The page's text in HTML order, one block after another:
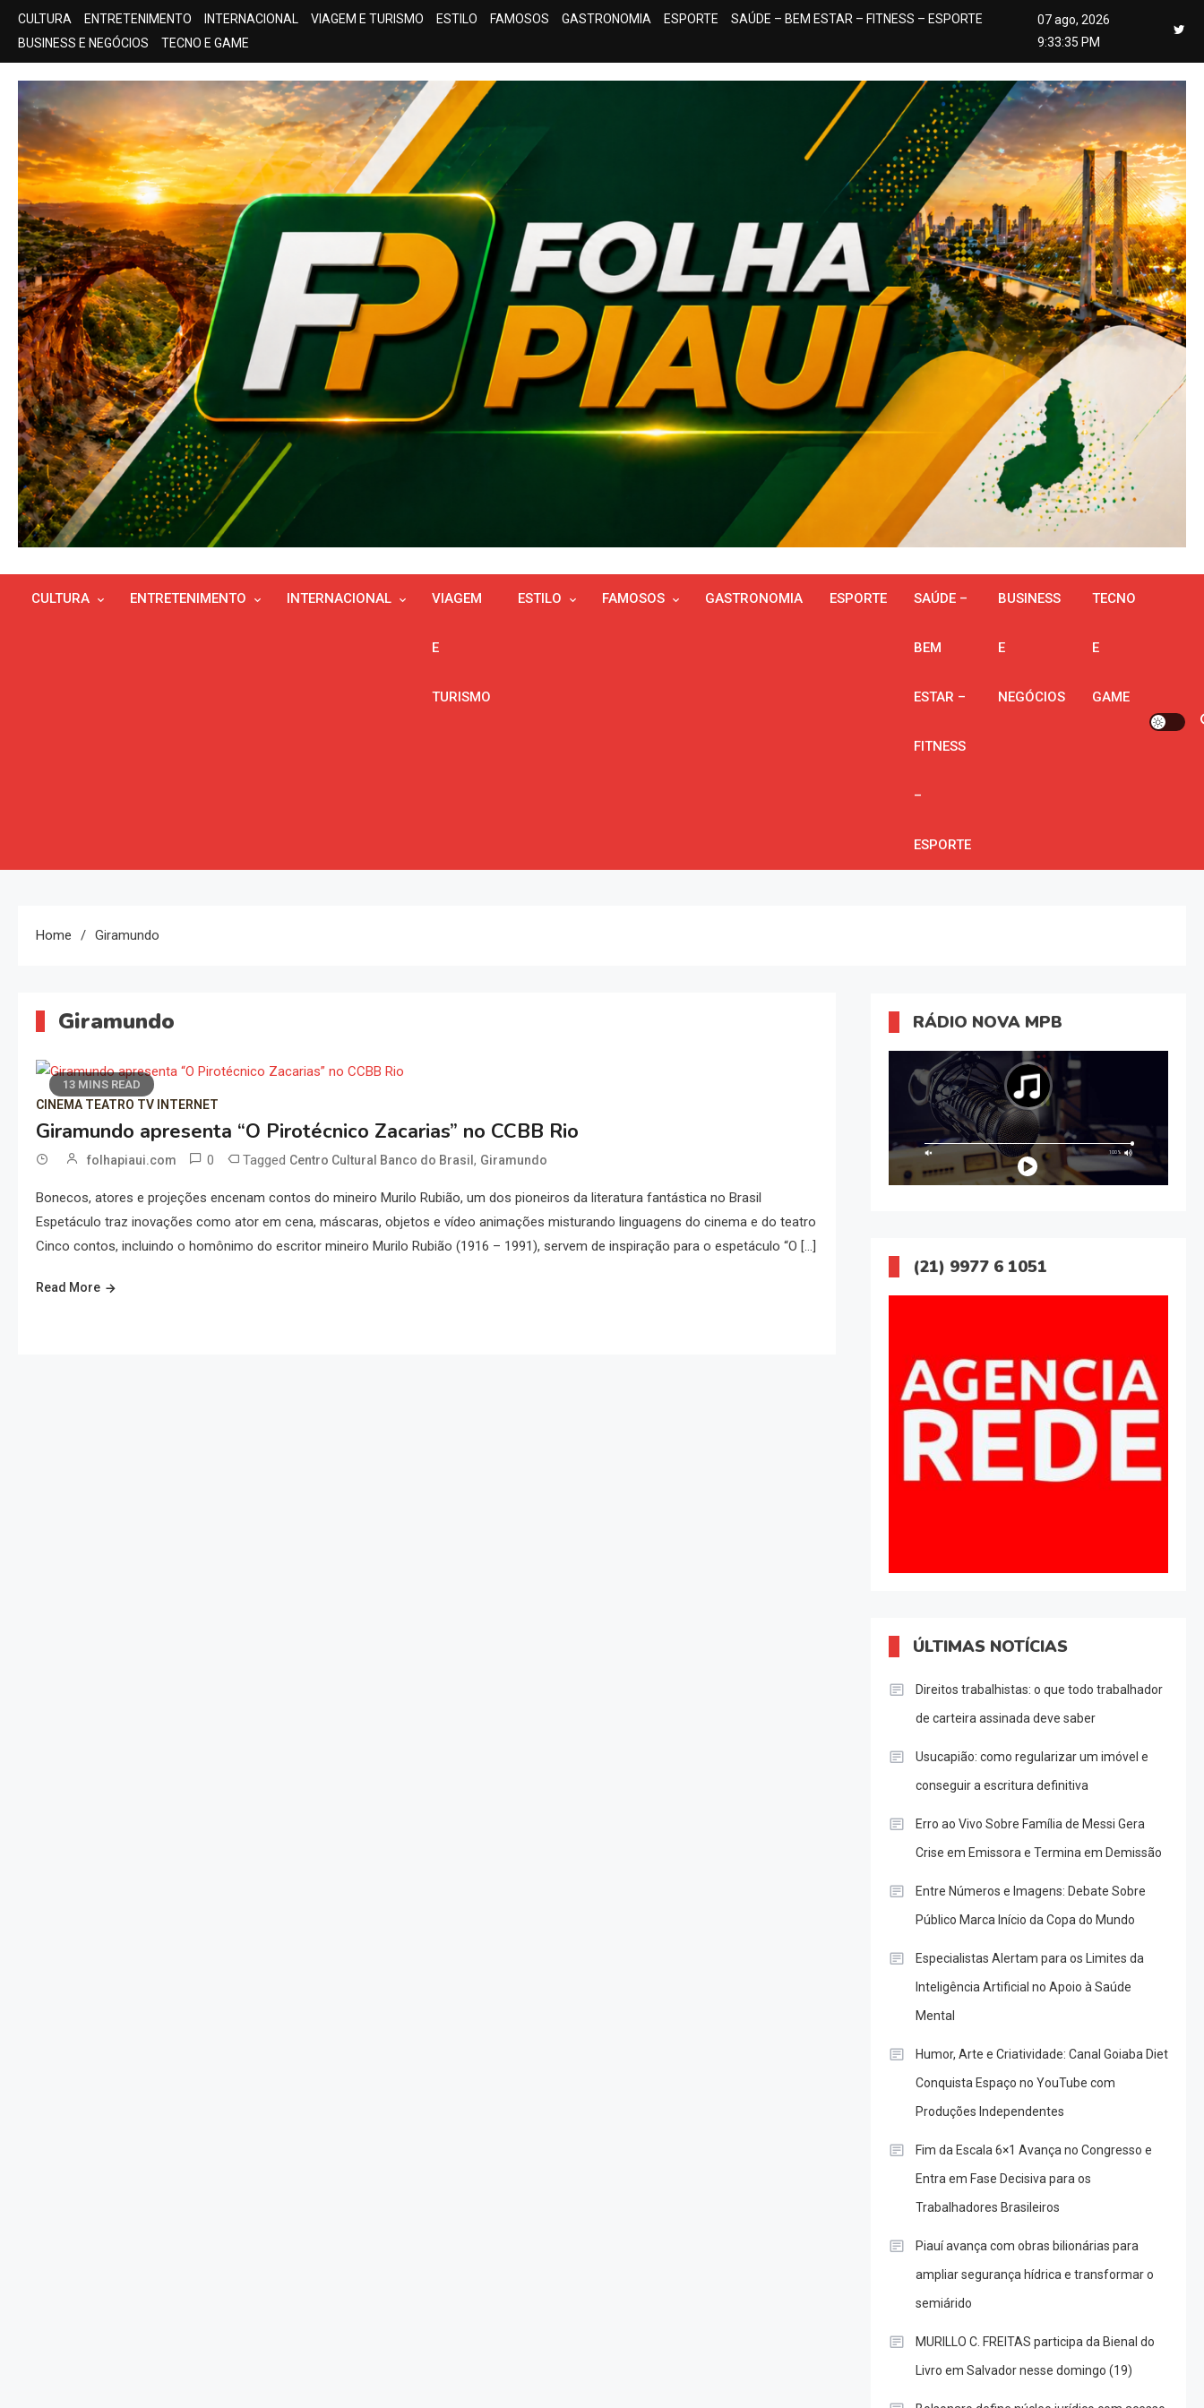
Skip
content
CULTURA ENTRETENIMENTO INTERNACIONAL VIAGEM E TURISMO ESTILO FAMOSOS GASTRONOMIA ESPORTE
SAÚDE – BEM ESTAR – FITNESS – ESPORTE
BUSINESS E NEGÓCIOS
TECNO E GAME
07 ago, 2026
9:33:36 PM
CULTURA ENTRETENIMENTO INTERNACIONAL VIAGEM
E
TURISMO
ESTILO FAMOSOS GASTRONOMIA ESPORTE SAÚDE –
BEM
ESTAR –
FITNESS
–
ESPORTE
BUSINESS
E
NEGÓCIOS
TECNO
E
GAME
Home Giramundo
Giramundo
13 MINS READ
CINEMA TEATRO TV INTERNET
Giramundo apresenta “O Pirotécnico Zacarias” no CCBB Rio
folhapiaui.com 0 Tagged Centro Cultural Banco do Brasil , Giramundo
Bonecos, atores e projeções encenam contos do mineiro Murilo Rubião, um dos pioneiros da literatura fantástica no Brasil
Espetáculo traz inovações como ator em cena, máscaras, objetos e vídeo animações misturando linguagens do cinema e do teatro
Cinco contos, incluindo o homônimo do escritor mineiro Murilo Rubião (1916 – 1991), servem de inspiração para o espetáculo “O […]
Read More
RÁDIO NOVA MPB
(21) 9977 6 1051
ÚLTIMAS NOTÍCIAS
Direitos trabalhistas: o que todo trabalhador
de carteira assinada deve saber
Usucapião: como regularizar um imóvel e
conseguir a escritura definitiva
Erro ao Vivo Sobre Família de Messi Gera
Crise em Emissora e Termina em Demissão
Entre Números e Imagens: Debate Sobre
Público Marca Início da Copa do Mundo
Especialistas Alertam para os Limites da
Inteligência Artificial no Apoio à Saúde
Mental
Humor, Arte e Criatividade: Canal Goiaba Diet
Conquista Espaço no YouTube com
Produções Independentes
Fim da Escala 6×1 Avança no Congresso e
Entra em Fase Decisiva para os
Trabalhadores Brasileiros
Piauí avança com obras bilionárias para
ampliar segurança hídrica e transformar o
semiárido
MURILLO C. FREITAS participa da Bienal do
Livro em Salvador nesse domingo (19)